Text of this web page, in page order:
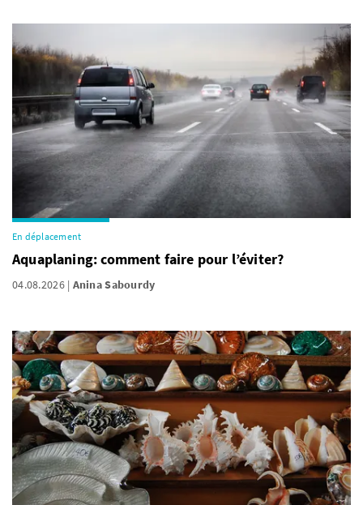
En déplacement
Aquaplaning: comment faire pour l’éviter?
04.08.2026 Anina Sabourdy